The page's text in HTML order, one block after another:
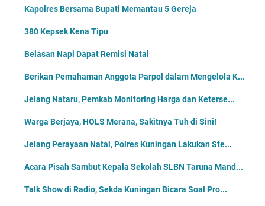
Kapolres Bersama Bupati Memantau 5 Gereja
380 Kepsek Kena Tipu
Belasan Napi Dapat Remisi Natal
Berikan Pemahaman Anggota Parpol dalam Mengelola K...
Jelang Nataru, Pemkab Monitoring Harga dan Keterse...
Warga Berjaya, HOLS Merana, Sakitnya Tuh di Sini!
Jelang Perayaan Natal, Polres Kuningan Lakukan Ste...
Acara Pisah Sambut Kepala Sekolah SLBN Taruna Mand...
Talk Show di Radio, Sekda Kuningan Bicara Soal Pro...